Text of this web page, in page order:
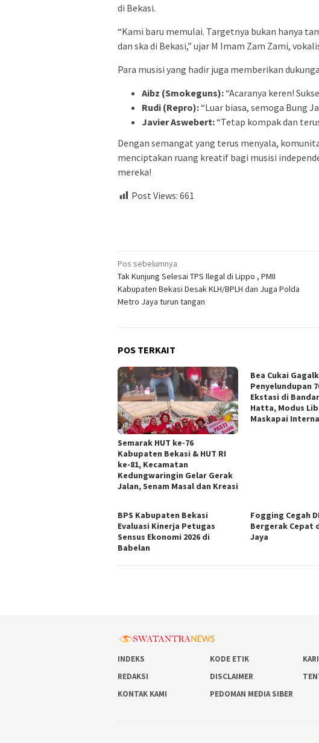
di Bekasi.
“Kami baru memulai. Targetnya bukan hanya
dan ska di Bekasi,” ujar M Imam Zam Zami,
Para musisi yang hadir juga memberikan
Aibz (Smokeguns):“Acaranya keren!
Rudi (Repro):“Luar biasa, semoga Bung
Javier Aswebert:“Tetap kompak dan
Dengan semangat yang terus menyala,
menciptakan ruang kreatif bagi musisi
mereka!
Post Views: 661
Navigasi
pos
Pos sebelumnya
Tak Kunjung Selesai TPS Ilegal di Lippo , PMII
Kabupaten Bekasi Desak KLH/BPLH dan Juga Polda
Metro Jaya turun tangan
POS TERKAIT
Semarak HUT ke-76
Kabupaten Bekasi & HUT RI
ke-81, Kecamatan
Kedungwaringin Gelar Gerak
Jalan, Senam Masal dan Kreasi
Bea Cukai
Penyelundupan
Ekstasi di
Hatta, Modus
Maskapai
BPS Kabupaten Bekasi
Evaluasi Kinerja Petugas
Sensus Ekonomi 2026 di
Babelan
Fogging Cegah
Bergerak Cepat
Jaya
INDEKS KODE ETIK
REDAKSI
DISCLAIMER
KONTAK KAMI
PEDOMAN MEDIA SIBER